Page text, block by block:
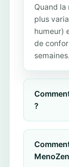
Quand
plus
humeur)
de
semaines.
?